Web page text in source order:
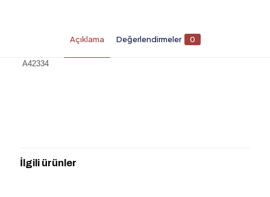
Açıklama Değerlendirmeler 0
A42334
BATARYASI” için yorum yapan ilk kişi siz
olun
İlgili ürünler